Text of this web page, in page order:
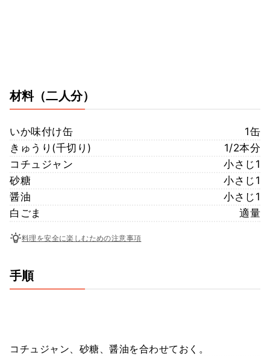
材料（二人分）
いか味付け缶
1缶
きゅうり(千切り)
1/2本分
コチュジャン
小さじ1
砂糖
小さじ1
醤油
小さじ1
白ごま
適量
料理を安全に楽しむための注意事項
手順
コチュジャン、砂糖、醤油を合わせておく。